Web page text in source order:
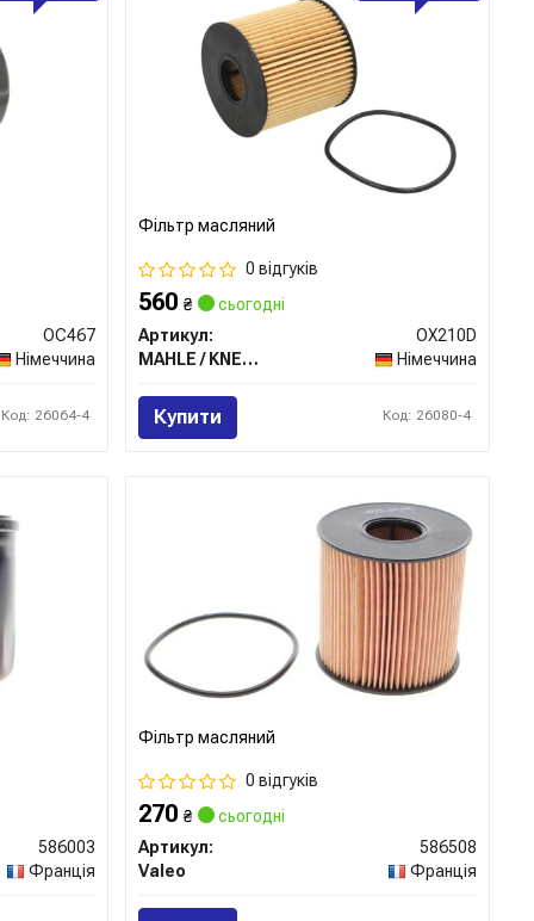
OC467
Німеччина
Код: 26064-4
Фільтр масляний
0 відгуків
560₴
сьогодні
Артикул:
OX210D
MAHLE / KNECHT
Німеччина
Купити Код: 26080-4
586003
Франція
Фільтр масляний
0 відгуків
270₴
сьогодні
Артикул:
586508
Valeo
Франція